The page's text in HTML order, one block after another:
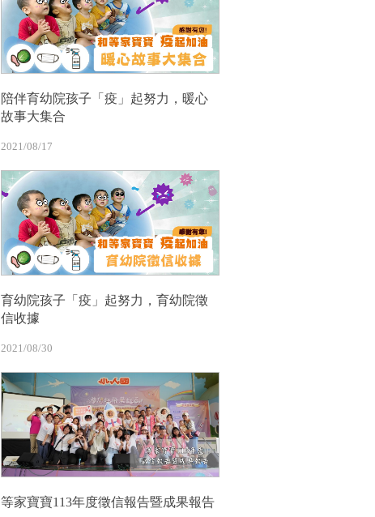
陪伴育幼院孩子「疫」起努力，暖心
故事大集合
2021/08/17
育幼院孩子「疫」起努力，育幼院徵
信收據
2021/08/30
等家寶寶113年度徵信報告暨成果報告